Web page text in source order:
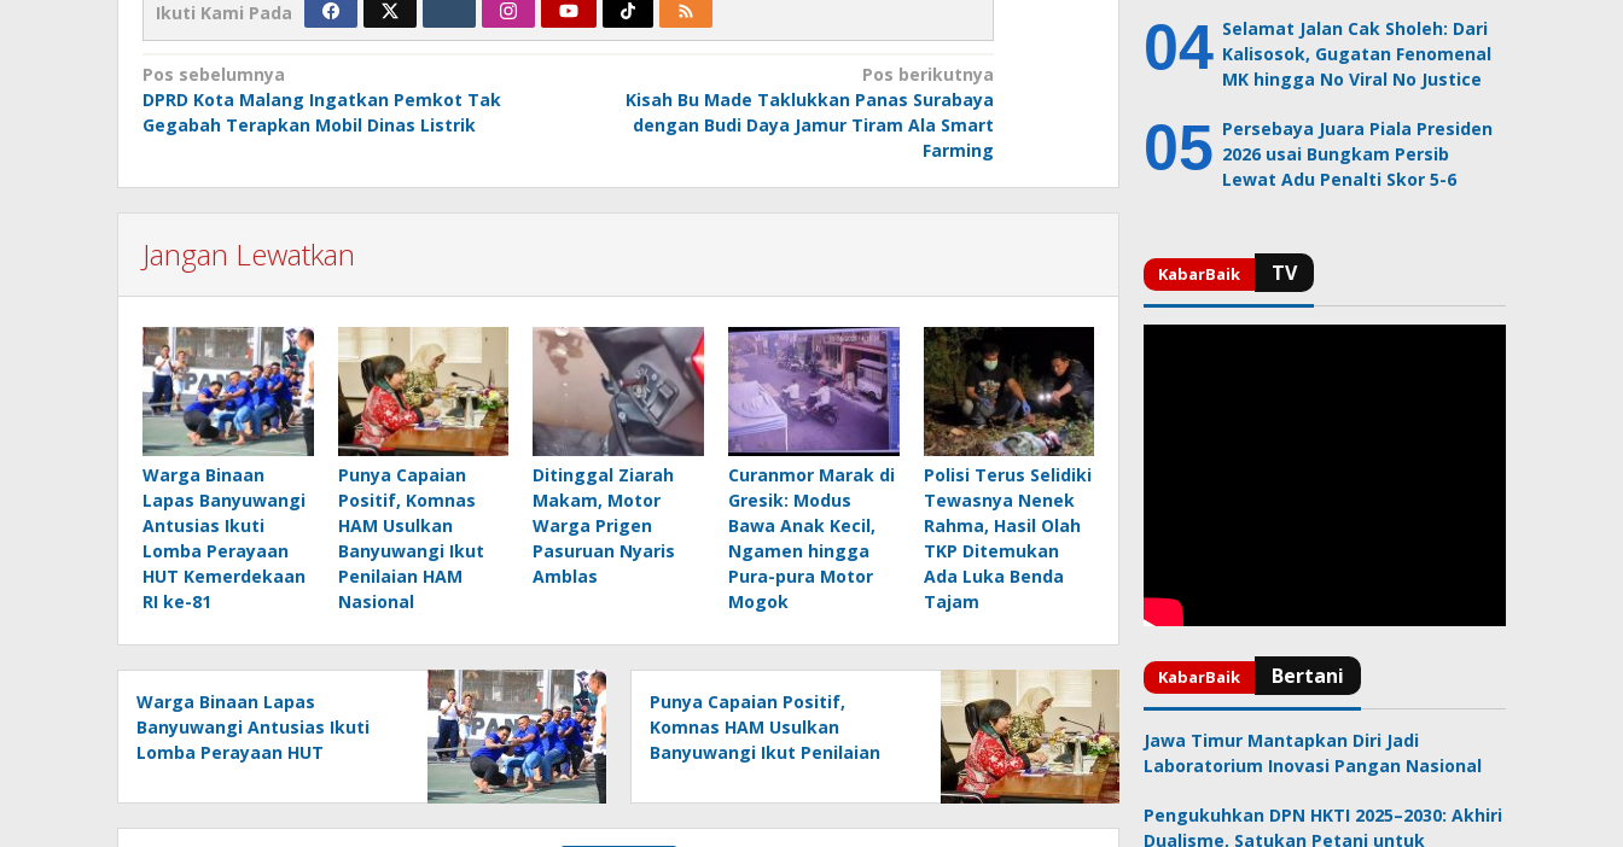
Ikuti Kami Pada
Navigasi
pos
Pos sebelumnya
DPRD Kota Malang Ingatkan Pemkot Tak
Gegabah Terapkan Mobil Dinas Listrik
Pos berikutnya
Kisah Bu Made Taklukkan Panas Surabaya
dengan Budi Daya Jamur Tiram Ala Smart
Farming
Jangan Lewatkan
Warga Binaan
Lapas Banyuwangi
Antusias Ikuti
Lomba Perayaan
HUT Kemerdekaan
RI ke-81
Punya Capaian
Positif, Komnas
HAM Usulkan
Banyuwangi Ikut
Penilaian HAM
Nasional
Ditinggal Ziarah
Makam, Motor
Warga Prigen
Pasuruan Nyaris
Amblas
Curanmor Marak di
Gresik: Modus
Bawa Anak Kecil,
Ngamen hingga
Pura-pura Motor
Mogok
Polisi Terus Selidiki
Tewasnya Nenek
Rahma, Hasil Olah
TKP Ditemukan
Ada Luka Benda
Tajam
Warga Binaan Lapas
Banyuwangi Antusias Ikuti
Lomba Perayaan HUT
Punya Capaian Positif,
Komnas HAM Usulkan
Banyuwangi Ikut Penilaian
Selamat Jalan Cak Sholeh: Dari
Kalisosok, Gugatan Fenomenal
MK hingga No Viral No Justice
Persebaya Juara Piala Presiden
2026 usai Bungkam Persib
Lewat Adu Penalti Skor 5-6
Jawa Timur Mantapkan Diri Jadi
Laboratorium Inovasi Pangan Nasional
Pengukuhkan DPN HKTI 2025–2030: Akhiri
Dualisme, Satukan Petani untuk